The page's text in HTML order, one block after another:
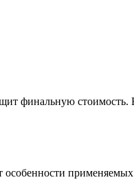
финальную
особенности